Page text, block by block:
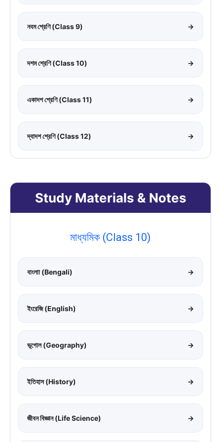
নবম শ্রেণি (Class 9) →
দশম শ্রেণি (Class 10) →
একাদশ শ্রেণি (Class 11) →
দ্বাদশ শ্রেণি (Class 12) →
Study Materials & Notes
মাধ্যমিক (Class 10)
বাংলাা (Bengali) →
ইংরেজি (English) →
ভূগোল (Geography) →
ইতিহাস (History) →
জীবন বিজ্ঞান (Life Science) →